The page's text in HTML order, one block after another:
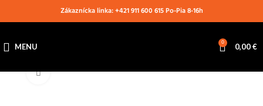
Zákaznícka linka: +421 911 600 615 Po-Pia 8-16h
MENU 0 0,00€
Klikni pre zväčšenie